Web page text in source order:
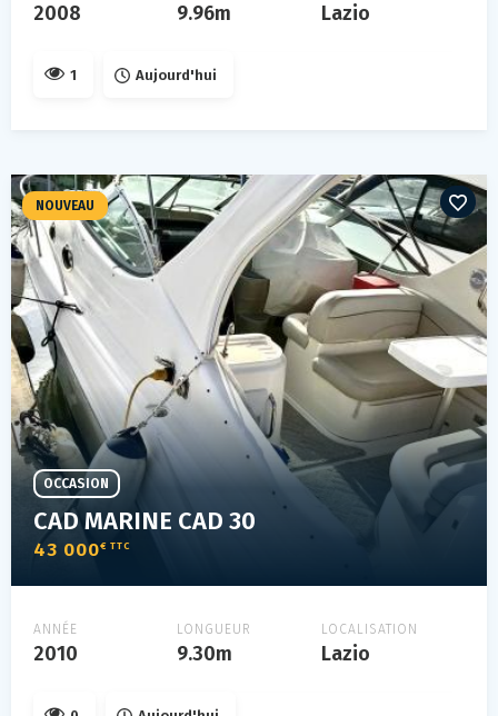
2008 9.96m Lazio
1 Aujourd'hui
CAD MARINE CAD 30
43 000€ TTC
OCCASION
ANNÉE
2010
LONGUEUR
9.30m
LOCALISATION
Lazio
NOUVEAU